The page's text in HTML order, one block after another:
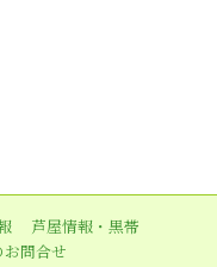
芦屋情報・黒帯
問合せ